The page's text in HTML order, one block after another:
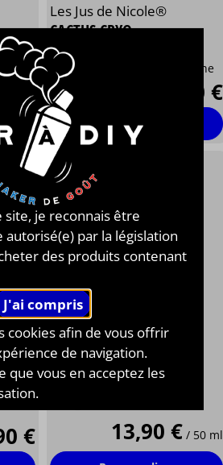
€
Les Jus de Nicole®
CACTUS CRYO
⋆⋆
⋆⋆
Cactus, marshmallow, menthe
13,90 €
Personnaliser
€
Les Jus de Nicole®
BLOOD
13,90 € / 50 ml
site, je reconnais être
par la législation
des produits contenant
cookies afin de vous offrir
de navigation.
que vous en acceptez les